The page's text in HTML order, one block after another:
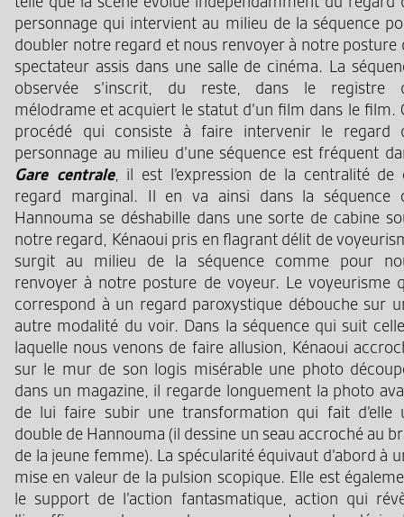
personnage qui intervient au milieu de la séquence
doubler notre regard et nous renvoyer à notre posture
spectateur assis dans une salle de cinéma. La
observée s’inscrit, du reste, dans le registre
mélodrame et acquiert le statut d’un film dans le film.
procédé qui consiste à faire intervenir le regard
personnage au milieu d’une séquence est fréquent
Gare centrale, il est l’expression de la centralité de
regard marginal. Il en va ainsi dans la séquence
Hannouma se déshabille dans une sorte de cabine
notre regard, Kénaoui pris en flagrant délit de
surgit au milieu de la séquence comme pour
renvoyer à notre posture de voyeur. Le voyeurisme
correspond à un regard paroxystique débouche sur
autre modalité du voir. Dans la séquence qui suit
laquelle nous venons de faire allusion, Kénaoui
sur le mur de son logis misérable une photo
dans un magazine, il regarde longuement la photo
de lui faire subir une transformation qui fait d’elle
double de Hannouma (il dessine un seau accroché au
de la jeune femme). La spécularité équivaut d’abord à
mise en valeur de la pulsion scopique. Elle est
le support de l’action fantasmatique, action qui